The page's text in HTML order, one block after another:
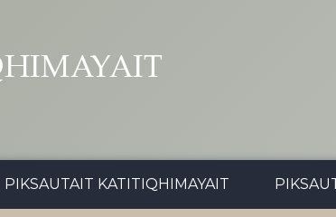
PIKSAUTAIT KATITIQHIMAYAIT